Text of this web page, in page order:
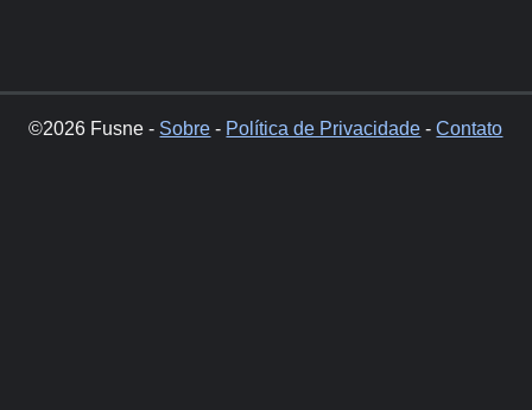
©2026 Fusne - Sobre - Política de Privacidade -Contato